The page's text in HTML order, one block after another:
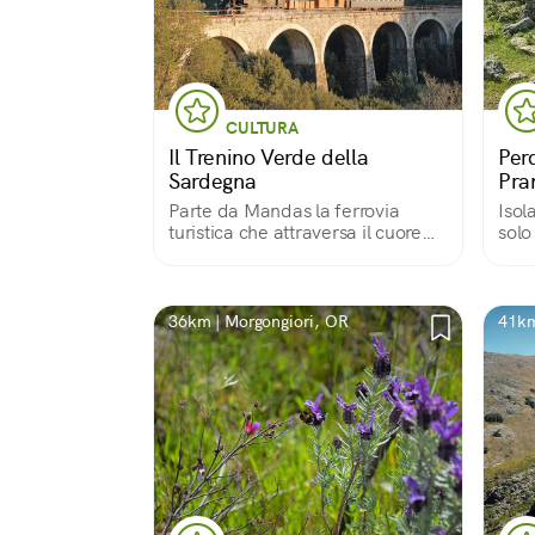
CULTURA
Il Trenino Verde della
Sardegna
Parte da Mandas la ferrovia
turistica che attraversa il cuore
36km | Morgongiori, OR